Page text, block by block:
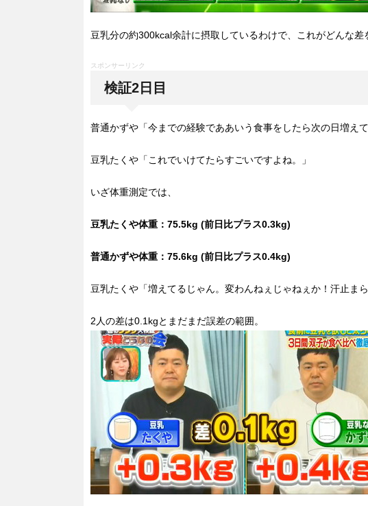
豆乳分の約300kcal余計に摂取しているわけで、これがどんな差
スポンサーリンク
検証2日目
普通かずや「今までの経験でああいう食事をしたら次の日増えて
豆乳たくや「これでいけてたらすごいですよね。」
いざ体重測定では、
豆乳たくや体重：75.5kg (前日比プラス0.3kg)
普通かずや体重：75.6kg (前日比プラス0.4kg)
豆乳たくや「増えてるじゃん。変わんねぇじゃねぇか！汗止ま
2人の差は0.1kgとまだまだ誤差の範囲。